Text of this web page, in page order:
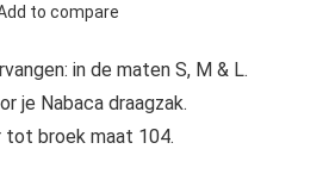
to compare
in de maten S, M & L.
je Nabaca draagzak.
tot broek maat 104.